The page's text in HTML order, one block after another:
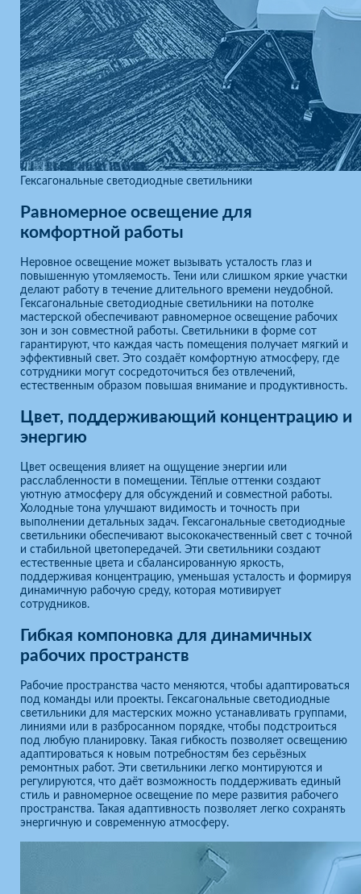
Гексагональные светодиодные светильники
Равномерное освещение для
комфортной работы
Неровное освещение может вызывать усталость глаз и
повышенную утомляемость. Тени или слишком яркие участки
делают работу в течение длительного времени неудобной.
Гексагональные светодиодные светильники на потолке
мастерской обеспечивают равномерное освещение рабочих
зон и зон совместной работы. Светильники в форме сот
гарантируют, что каждая часть помещения получает мягкий и
эффективный свет. Это создаёт комфортную атмосферу, где
сотрудники могут сосредоточиться без отвлечений,
естественным образом повышая внимание и продуктивность.
Цвет, поддерживающий концентрацию и
энергию
Цвет освещения влияет на ощущение энергии или
расслабленности в помещении. Тёплые оттенки создают
уютную атмосферу для обсуждений и совместной работы.
Холодные тона улучшают видимость и точность при
выполнении детальных задач. Гексагональные светодиодные
светильники обеспечивают высококачественный свет с точной
и стабильной цветопередачей. Эти светильники создают
естественные цвета и сбалансированную яркость,
поддерживая концентрацию, уменьшая усталость и формируя
динамичную рабочую среду, которая мотивирует
сотрудников.
Гибкая компоновка для динамичных
рабочих пространств
Рабочие пространства часто меняются, чтобы адаптироваться
под команды или проекты. Гексагональные светодиодные
светильники для мастерских можно устанавливать группами,
линиями или в разбросанном порядке, чтобы подстроиться
под любую планировку. Такая гибкость позволяет освещению
адаптироваться к новым потребностям без серьёзных
ремонтных работ. Эти светильники легко монтируются и
регулируются, что даёт возможность поддерживать единый
стиль и равномерное освещение по мере развития рабочего
пространства. Такая адаптивность позволяет легко сохранять
энергичную и современную атмосферу.